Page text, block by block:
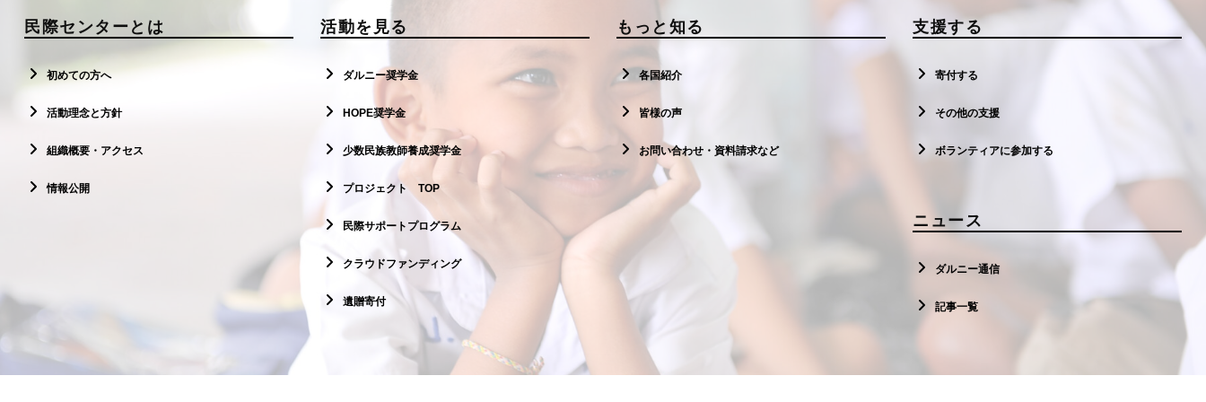
民際センターとは
初めての方へ
活動理念と方針
組織概要・アクセス
情報公開
活動を見る
ダルニー奨学金
HOPE奨学金
少数民族教師養成奨学金
プロジェクト TOP
民際サポートプログラム
クラウドファンディング
遺贈寄付
もっと知る
各国紹介
皆様の声
お問い合わせ・資料請求など
支援する
寄付する
その他の支援
ボランティアに参加する
ニュース
ダルニー通信
記事一覧